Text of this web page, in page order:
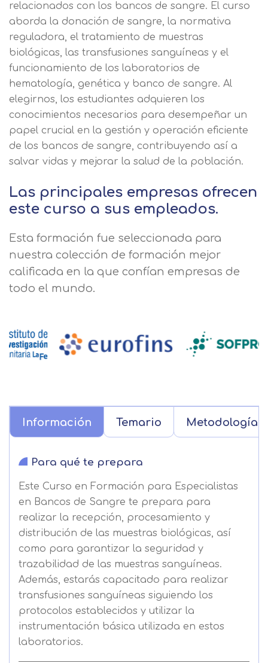
relacionados con los bancos de sangre. El curso
aborda la donación de sangre, la normativa
reguladora, el tratamiento de muestras
biológicas, las transfusiones sanguíneas y el
funcionamiento de los laboratorios de
hematología, genética y banco de sangre. Al
elegirnos, los estudiantes adquieren los
conocimientos necesarios para desempeñar un
papel crucial en la gestión y operación eficiente
de los bancos de sangre, contribuyendo así a
salvar vidas y mejorar la salud de la población.
Las principales empresas ofrecen
este curso a sus empleados.
Esta formación fue seleccionada para
nuestra colección de formación mejor
calificada en la que confían empresas de
todo el mundo.
Información Temario Metodología
Para qué te prepara
Este Curso en Formación para Especialistas
en Bancos de Sangre te prepara para
realizar la recepción, procesamiento y
distribución de las muestras biológicas, así
como para garantizar la seguridad y
trazabilidad de las muestras sanguíneas.
Además, estarás capacitado para realizar
transfusiones sanguíneas siguiendo los
protocolos establecidos y utilizar la
instrumentación básica utilizada en estos
laboratorios.